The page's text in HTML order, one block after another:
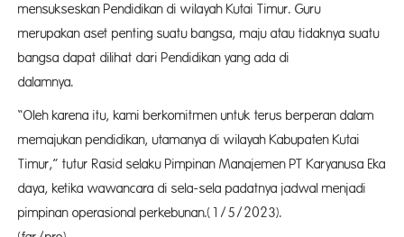
mensukseskan Pendidikan di wilayah Kutai Timur. Guru
merupakan aset penting suatu bangsa, maju atau tidaknya suatu
bangsa dapat dilihat dari Pendidikan yang ada di
“Oleh karena itu, kami berkomitmen untuk terus berperan dalam
memajukan pendidikan, utamanya di wilayah Kabupaten Kutai
Timur,” tutur Rasid selaku Pimpinan Manajemen PT Karyanusa Eka
daya, ketika wawancara di sela-sela padatnya jadwal menjadi
pimpinan operasional perkebunan.(1/5/2023).